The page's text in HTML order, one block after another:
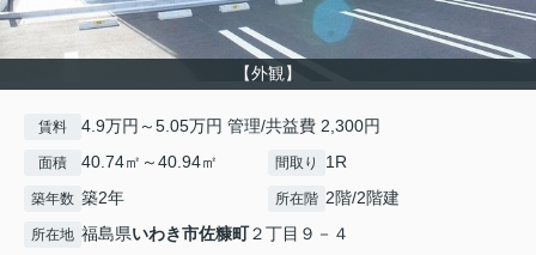
【外観】
賃料 4.9万円～5.05万円 管理/共益費 2,300円
面積 40.74㎡～40.94㎡ 間取り 1R
築年数 築2年 所在階 2階/2階建
所在地 福島県いわき市佐糠町２丁目９－４